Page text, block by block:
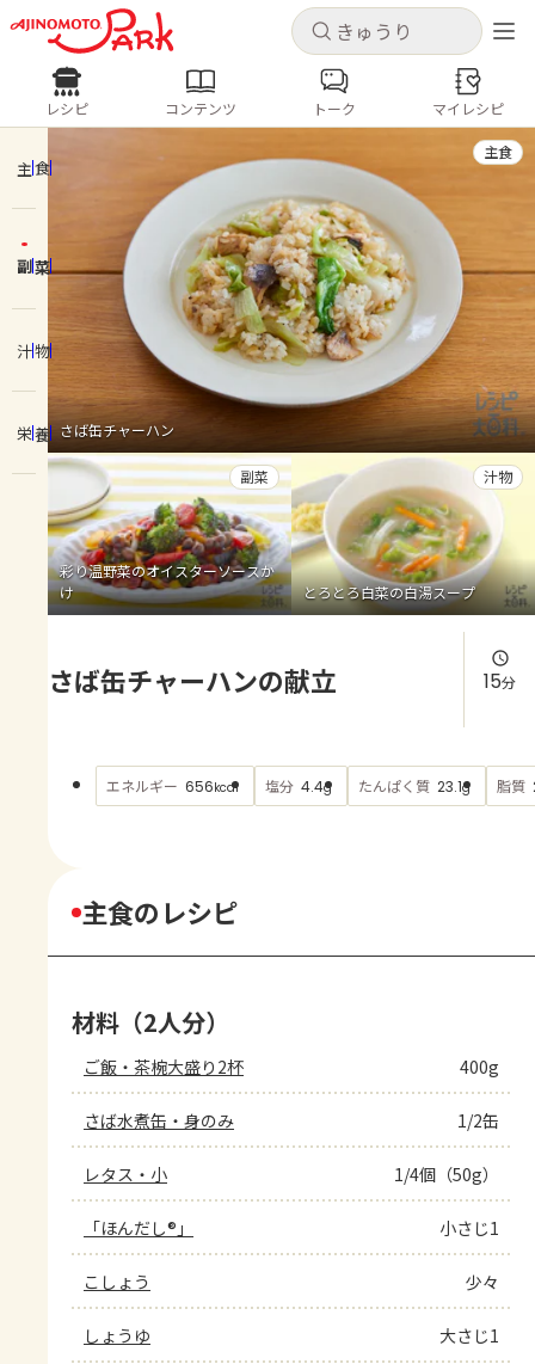
キャンセル
ログインするとレシピを保存できます
ログイン 新規登録
ホーム
コンテンツ
レシピ
トーク
よくあるお問い合わせ
お買い物
AJINOMOTO PARK とは
キャンセル
レシピ コンテンツ
人気の食材・レシピ
きゅうり なす トマト
とうもろこし
ピーマン
みょうが ゴーヤ
レシピ コンテンツ トーク マイレシピ
主食
副菜
汁物
栄養 さば缶チャーハン
主食
彩り温野菜のオイスターソースか
け
副菜
とろとろ白菜の白湯スープ
汁物
さば缶チャーハンの献立 15分
エネルギー 656kcal 塩分 4.4g たんぱく質 23.1g 脂質
主食のレシピ
材料（2人分）
ご飯・茶椀大盛り2杯 400g
さば水煮缶・身のみ 1/2缶
レタス・小 1/4個（50g）
「ほんだし®」 小さじ1
こしょう 少々
しょうゆ 大さじ1